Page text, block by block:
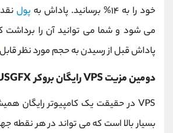
خود را به ۱۴% برسانید. پاداش به
پول
می شود و شما می توانید آن را برداشت
پاداش قبل از رسیدن به حجم مورد نظر قابل
دومین مزیتVPSرایگان بروکر
VPS در حقیقت یک کامپیوتر رایگان
بسیار بالا است که می تواند در هر نقطه